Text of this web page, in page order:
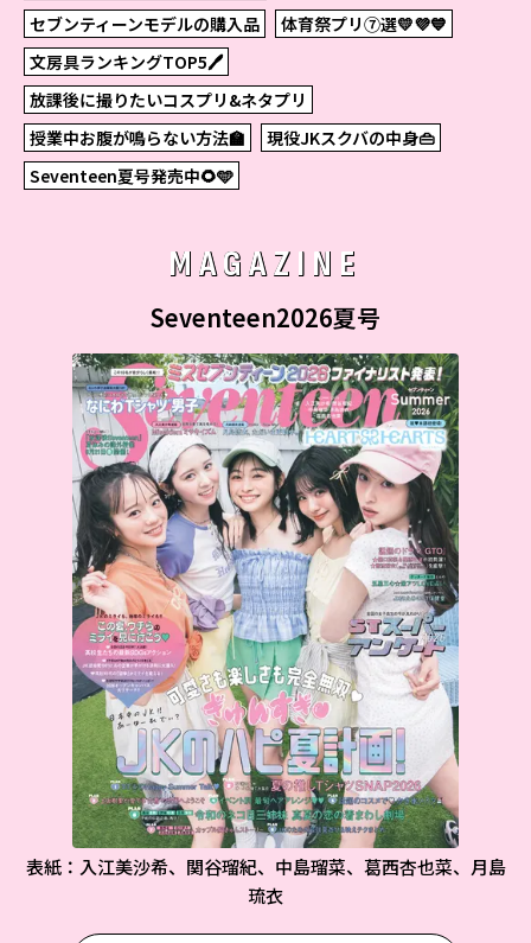
セブンティーンモデルの購入品
体育祭プリ⑦選💛💜💙
文房具ランキングTOP5🖊
放課後に撮りたいコスプリ&ネタプリ
授業中お腹が鳴らない方法🏫
現役JKスクバの中身👜
Seventeen夏号発売中🌻🩵
MAGAZINE
Seventeen2026夏号
表紙：入江美沙希、関谷瑠紀、中島瑠菜、葛西杏也菜、月島
琉衣